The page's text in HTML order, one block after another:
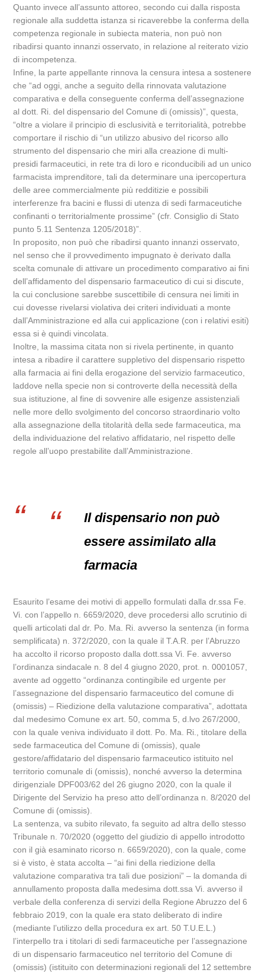
Quanto invece all’assunto attoreo, secondo cui dalla risposta
regionale alla suddetta istanza si ricaverebbe la conferma della
competenza regionale in subiecta materia, non può non
ribadirsi quanto innanzi osservato, in relazione al reiterato vizio
di incompetenza.
Infine, la parte appellante rinnova la censura intesa a sostenere
che “ad oggi, anche a seguito della rinnovata valutazione
comparativa e della conseguente conferma dell’assegnazione
al dott. Ri. del dispensario del Comune di (omissis)”, questa,
“oltre a violare il principio di esclusività e territorialità, potrebbe
comportare il rischio di “un utilizzo abusivo del ricorso allo
strumento del dispensario che miri alla creazione di multi-
presidi farmaceutici, in rete tra di loro e riconducibili ad un unico
farmacista imprenditore, tali da determinare una ipercopertura
delle aree commercialmente più redditizie e possibili
interferenze fra bacini e flussi di utenza di sedi farmaceutiche
confinanti o territorialmente prossime” (cfr. Consiglio di Stato
punto 5.11 Sentenza 1205/2018)”.
In proposito, non può che ribadirsi quanto innanzi osservato,
nel senso che il provvedimento impugnato è derivato dalla
scelta comunale di attivare un procedimento comparativo ai fini
dell’affidamento del dispensario farmaceutico di cui si discute,
la cui conclusione sarebbe suscettibile di censura nei limiti in
cui dovesse rivelarsi violativa dei criteri individuati a monte
dall’Amministrazione ed alla cui applicazione (con i relativi esiti)
essa si è quindi vincolata.
Inoltre, la massima citata non si rivela pertinente, in quanto
intesa a ribadire il carattere suppletivo del dispensario rispetto
alla farmacia ai fini della erogazione del servizio farmaceutico,
laddove nella specie non si controverte della necessità della
sua istituzione, al fine di sovvenire alle esigenze assistenziali
nelle more dello svolgimento del concorso straordinario volto
alla assegnazione della titolarità della sede farmaceutica, ma
della individuazione del relativo affidatario, nel rispetto delle
regole all’uopo prestabilite dall’Amministrazione.
Il dispensario non può
essere assimilato alla
farmacia
Esaurito l’esame dei motivi di appello formulati dalla dr.ssa Fe.
Vi. con l’appello n. 6659/2020, deve procedersi allo scrutinio di
quelli articolati dal dr. Po. Ma. Ri. avverso la sentenza (in forma
semplificata) n. 372/2020, con la quale il T.A.R. per l’Abruzzo
ha accolto il ricorso proposto dalla dott.ssa Vi. Fe. avverso
l’ordinanza sindacale n. 8 del 4 giugno 2020, prot. n. 0001057,
avente ad oggetto “ordinanza contingibile ed urgente per
l’assegnazione del dispensario farmaceutico del comune di
(omissis) – Riedizione della valutazione comparativa”, adottata
dal medesimo Comune ex art. 50, comma 5, d.lvo 267/2000,
con la quale veniva individuato il dott. Po. Ma. Ri., titolare della
sede farmaceutica del Comune di (omissis), quale
gestore/affidatario del dispensario farmaceutico istituito nel
territorio comunale di (omissis), nonché avverso la determina
dirigenziale DPF003/62 del 26 giugno 2020, con la quale il
Dirigente del Servizio ha preso atto dell’ordinanza n. 8/2020 del
Comune di (omissis).
La sentenza, va subito rilevato, fa seguito ad altra dello stesso
Tribunale n. 70/2020 (oggetto del giudizio di appello introdotto
con il già esaminato ricorso n. 6659/2020), con la quale, come
si è visto, è stata accolta – “ai fini della riedizione della
valutazione comparativa tra tali due posizioni” – la domanda di
annullamento proposta dalla medesima dott.ssa Vi. avverso il
verbale della conferenza di servizi della Regione Abruzzo del 6
febbraio 2019, con la quale era stato deliberato di indire
(mediante l’utilizzo della procedura ex art. 50 T.U.E.L.)
l’interpello tra i titolari di sedi farmaceutiche per l’assegnazione
di un dispensario farmaceutico nel territorio del Comune di
(omissis) (istituito con determinazioni regionali del 12 settembre